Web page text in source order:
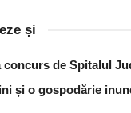
și
de Spitalul
și o gospodărie